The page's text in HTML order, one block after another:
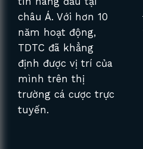
châu Á. Với hơn 10
năm hoạt động,
TDTC đã khẳng
định được vị trí của
mình trên thị
trường cá cược trực
tuyến.